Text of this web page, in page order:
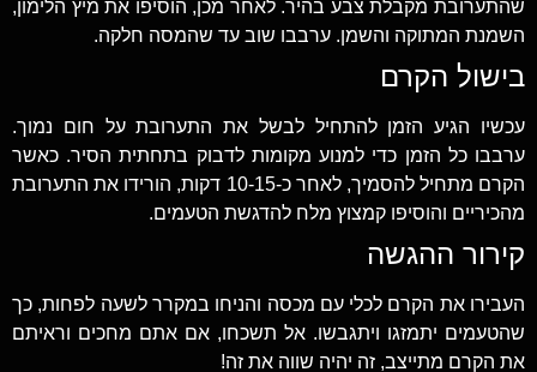
שהתערובת מקבלת צבע בהיר. לאחר מכן, הוסיפו את מיץ הלימון,
השמנת המתוקה והשמן. ערבבו שוב עד שהמסה חלקה.
בישול הקרם
עכשיו הגיע הזמן להתחיל לבשל את התערובת על חום נמוך.
ערבבו כל הזמן כדי למנוע מקומות לדבוק בתחתית הסיר. כאשר
הקרם מתחיל להסמיך, לאחר כ-10-15 דקות, הורידו את התערובת
מהכיריים והוסיפו קמצוץ מלח להדגשת הטעמים.
קירור ההגשה
העבירו את הקרם לכלי עם מכסה והניחו במקרר לשעה לפחות, כך
שהטעמים יתמזגו ויתגבשו. אל תשכחו, אם אתם מחכים וראיתם
את הקרם מתייצב, זה יהיה שווה את זה!